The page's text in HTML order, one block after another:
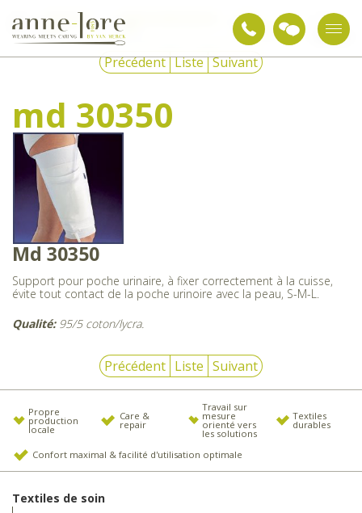
Textiles de
soin
Bodys et vêtements de
nuit
Sous-
vêtements
md
30350
Précédent Liste Suivant
md 30350
Md 30350
Support pour poche urinaire, à fixer correctement à la cuisse,
évite tout contact de la poche urinoire avec la peau, S-M-L.
Qualité:95/5 coton/lycra.
Précédent Liste Suivant
Propre
production
locale
Care &
repair
Travail sur
mesure
orienté vers
les solutions
Textiles
durables
Confort maximal & facilité d'utilisation optimale
Textiles de soin